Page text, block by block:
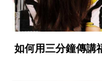
如何用三分鐘傳講